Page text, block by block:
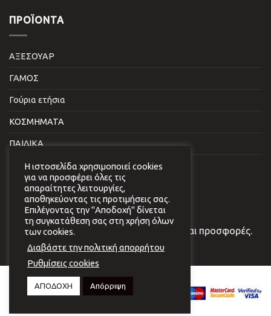
ΠΡΟΪΌΝΤΑ
ΑΞΕΣΟΥΑΡ
ΓΑΜΟΣ
Γούρια ετήσια
ΚΟΣΜΗΜΑΤΑ
ΠΑΙΔΙΚΑ
ΣΠΙΤΙ & ΓΡΑΦΕΙΟ
NEWSLETTER
Εγγραφείτε στο newsletter μας για νέα και προσφορές.
Copyright 2026 © Virginia
Website developmentby
Η ιστοσελίδα χρησιμοποιεί cookies
για να προσφέρει όλες τις
απαραίτητες λειτουργίες,
αποθηκεύοντας τις προτιμήσεις σας.
Επιλέγοντας την "Αποδοχή" δίνεται
τη συγκατάθεση σας στη χρήση όλων
των cookies.
Διαβάστε την πολιτική απορρήτου
Ρυθμίσεις cookies
ΑΠΟΔΟΧΗ Απόρριψη